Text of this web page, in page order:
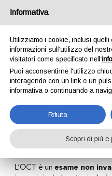
OCT
Visite
L’OCT è un esame non
Informativa
Utilizziamo i cookie, inclusi
informazioni sull’utilizzo del
visitatori come specificato nell'
Puoi acconsentirne l'utilizzo
interagendo con un link o un
informativa o continuando a
Rifiuta
Scopri di più e